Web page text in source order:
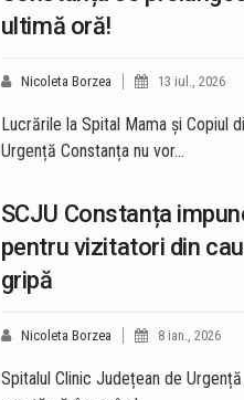
ultimă oră!
Nicoleta Borzea 13 iul., 2026
Lucrările la Spital Mama și Copiul
Urgență Constanța nu vor…
SCJU Constanța
pentru vizitatori din
gripă
Nicoleta Borzea 8 ian., 2026
Spitalul Clinic Județean de